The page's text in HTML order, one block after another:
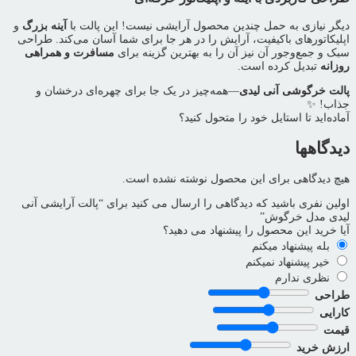
دیگر نیازی به حمل چندین محصول آرایشی نیست! این پالت با آینه بزرگ و
اپلیکاتورهای باکیفیت، آرایش را در هر جا برای شما آسان می‌کند. طراحی
سبک و جمع‌وجور آن نیز آن را به بهترین گزینه برای مسافرت و همراهی
روزانه تبدیل کرده است.
پالت خرگوشی آنی لیدی—همه‌چیز در یک جا برای چهره‌ای درخشان و
جذاب! ✨
آماده‌اید تا استایل خود را متحول کنید؟
دیدگاهها
هیچ دیدگاهی برای این محصول نوشته نشده است.
اولین نفری باشید که دیدگاهی را ارسال می کنید برای “پالت آرایشی آنی
لیدی مدل خرگوش”
آیا خرید این محصول را پیشنهاد می دهید؟
بله پیشنهاد میکنم
خیر پیشنهاد نمیکنم
نظری ندارم
طراحی
کارایی
قیمت
ارزش خرید